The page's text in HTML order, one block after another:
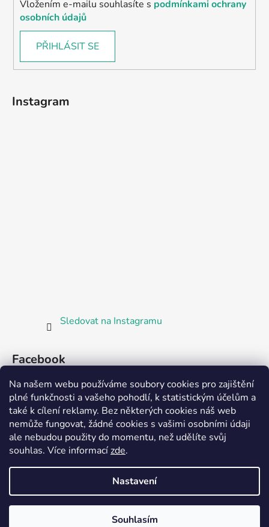
Na našem webu používáme soubory cookies pro zajištění
plné funkčnosti a vašeho pohodlí, k statistickým účelům a
také k cílení reklamy. Bez některých cookies náš web
nemůže fungovat, žádné cookies s vašimi osobními údaji
ale nebudou použity do momentu, než udělíte svůj
souhlas. Více informacízde.
Nastavení
Souhlasím
Vložením e-mailu souhlasíte s podmínkami ochrany
osobních údajů
PŘIHLÁSIT SE
Instagram
Sledovat na Instagramu
Facebook
Partnerská prodejna Barefoot Plzeň
Vytvořil Shoptet
Bosorka Plzeň